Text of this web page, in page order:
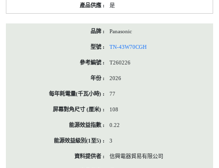
是
Panasonic
TN-43W70CGH
T260226
2026
77
108
0.22
3
信興電器貿易有限公司